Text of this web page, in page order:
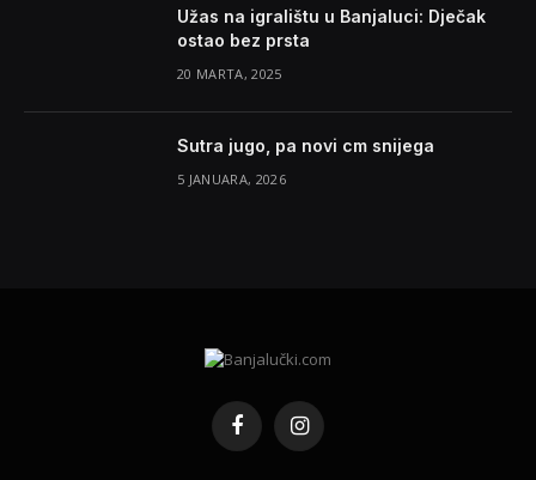
Užas na igralištu u Banjaluci: Dječak
ostao bez prsta
20 MARTA, 2025
Sutra jugo, pa novi cm snijega
5 JANUARA, 2026
FacebookInstagram